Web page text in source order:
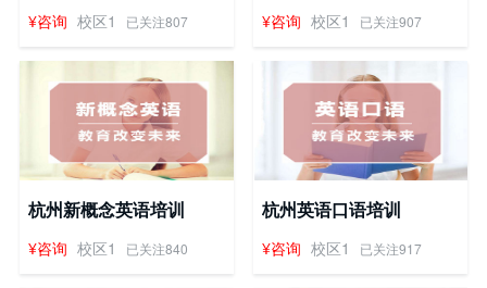
¥咨询 校区1 已关注807 ¥咨询 校区1 已关注907
杭州新概念英语培训
¥咨询 校区1 已关注840
杭州英语口语培训
¥咨询 校区1 已关注917